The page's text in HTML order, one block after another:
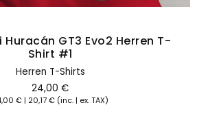
GT3 Evo2 Herren T-
Shirt #1
Herren T-Shirts
24,00 €
€ | 20,17€ (inc. | ex. TAX)